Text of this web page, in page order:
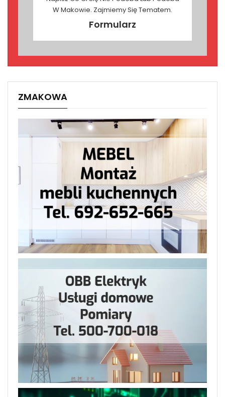
W Makowie. Zajmiemy Się Tematem.
Formularz
ZMAKOWA